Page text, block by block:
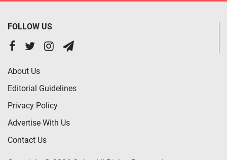
FOLLOW US
About Us
Editorial Guidelines
Privacy Policy
Advertise With Us
Contact Us